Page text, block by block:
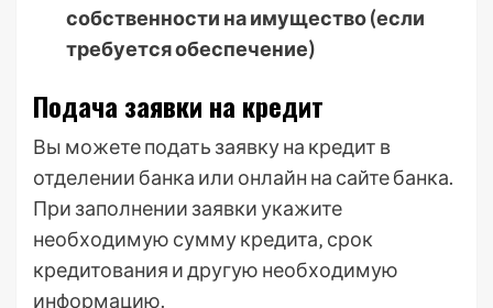
собственности на имущество (если
требуется обеспечение)
Подача заявки на кредит
Вы можете подать заявку на кредит в
отделении банка или онлайн на сайте банка.
При заполнении заявки укажите
необходимую сумму кредита‚ срок
кредитования и другую необходимую
информацию.